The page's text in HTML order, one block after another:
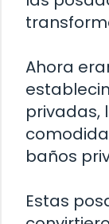
Ahora
privadas,
baños
Estas